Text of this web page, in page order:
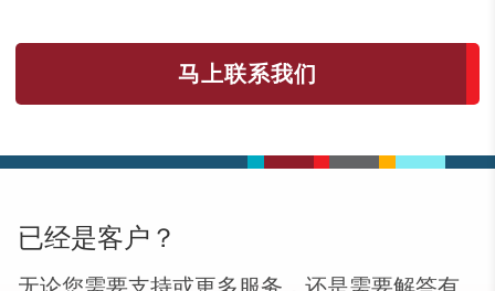
马上联系我们
已经是客户？